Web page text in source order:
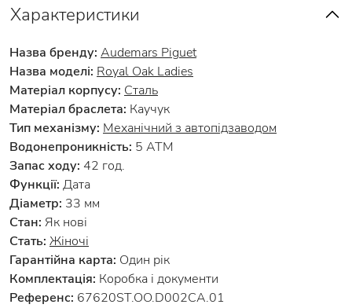
Характеристики
Назва бренду: Audemars Piguet
Назва моделі: Royal Oak Ladies
Матеріал корпусу: Сталь
Матеріал браслета: Каучук
Тип механізму: Механічний з автопідзаводом
Водонепроникність: 5 АТМ
Запас ходу: 42 год.
Функції: Дата
Діаметр: 33 мм
Стан: Як нові
Стать: Жіночі
Гарантійна карта: Один рік
Комплектація: Коробка і документи
Референс: 67620ST.OO.D002CA.01